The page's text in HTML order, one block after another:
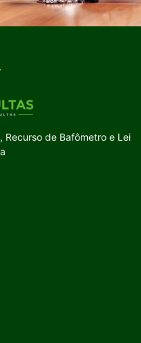
Recurso de Bafômetro e Lei